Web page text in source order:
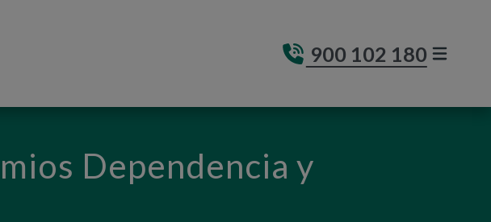
900 102 180
Dependencia y